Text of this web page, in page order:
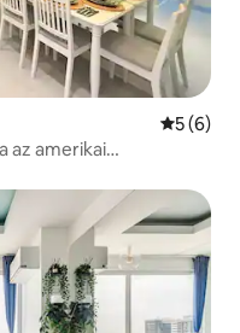
Átlagos
5 (6)
az amerikai